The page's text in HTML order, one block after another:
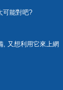
可能對吧?
, 又想利用它來上網